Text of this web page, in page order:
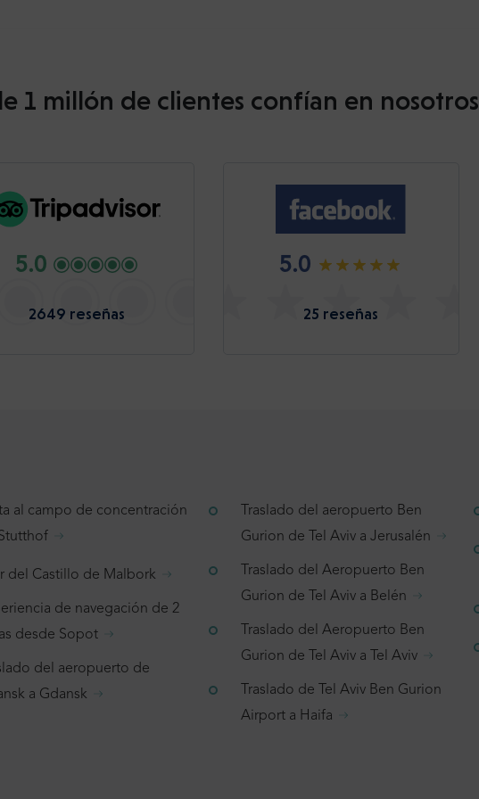
1 millón de clientes confían en nosotros
5.0
2649 reseñas
5.0
25 reseñas
al campo de concentración
del Castillo de Malbork
de navegación de 2
desde Sopot
del aeropuerto de
a Gdansk
Traslado del aeropuerto Ben
Gurion de Tel Aviv a Jerusalén
Traslado del Aeropuerto Ben
Gurion de Tel Aviv a Belén
Traslado del Aeropuerto Ben
Gurion de Tel Aviv a Tel Aviv
Traslado de Tel Aviv Ben Gurion
Airport a Haifa